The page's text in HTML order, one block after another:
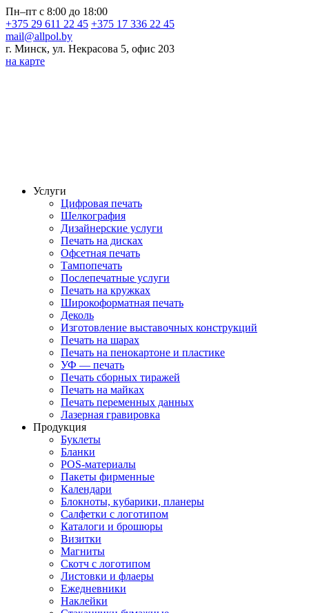
Пн–пт с 8:00 до 18:00
+375 29 611 22 45 +375 17 336 22 45
mail@allpol.by
г. Минск, ул. Некрасова 5, офис 203
на карте
Услуги
Цифровая печать
Шелкография
Дизайнерские услуги
Печать на дисках
Офсетная печать
Тампопечать
Послепечатные услуги
Печать на кружках
Широкоформатная печать
Деколь
Изготовление выставочных конструкций
Печать на шарах
Печать на пенокартоне и пластике
УФ — печать
Печать сборных тиражей
Печать на майках
Печать переменных данных
Лазерная гравировка
Продукция
Буклеты
Бланки
POS-материалы
Пакеты фирменные
Календари
Блокноты, кубарики, планеры
Салфетки с логотипом
Каталоги и брошюры
Визитки
Магниты
Скотч с логотипом
Листовки и флаеры
Ежедневники
Наклейки